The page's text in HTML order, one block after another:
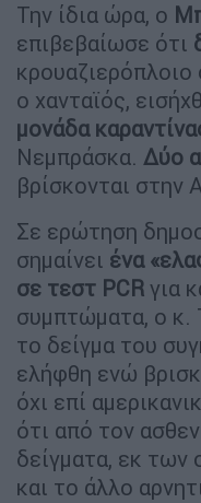
Την ίδια ώρα, ο
επιβεβαίωσε ότι
ο χανταϊός,
μονάδα
Νεμπράσκα. Δύο
βρίσκονται στην
Σε ερώτηση
σημαίνει ένα
σε τεστ PCR για
συμπτώματα, ο κ.
το δείγμα του
ελήφθη ενώ
όχι επί
ότι από τον
δείγματα, εκ των
και το άλλο